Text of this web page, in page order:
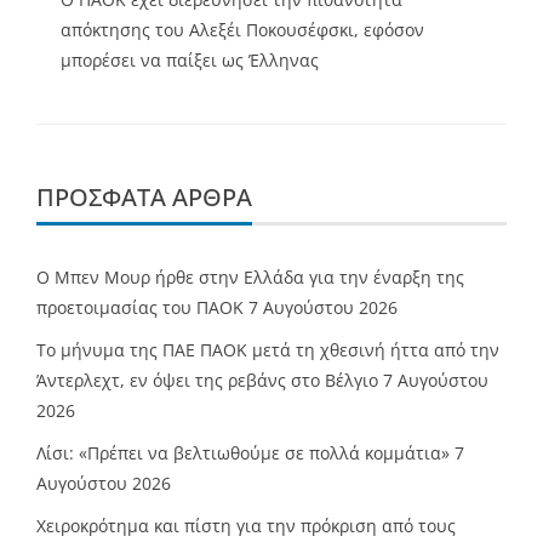
απόκτησης του Αλεξέι Ποκουσέφσκι, εφόσον
μπορέσει να παίξει ως Έλληνας
ΠΡΌΣΦΑΤΑ ΆΡΘΡΑ
O Mπεν Μουρ ήρθε στην Ελλάδα για την έναρξη της
προετοιμασίας του ΠΑΟΚ 7 Αυγούστου 2026
Το μήνυμα της ΠΑΕ ΠΑΟΚ μετά τη χθεσινή ήττα από την
Άντερλεχτ, εν όψει της ρεβάνς στο Βέλγιο 7 Αυγούστου
2026
Λίσι: «Πρέπει να βελτιωθούμε σε πολλά κομμάτια» 7
Αυγούστου 2026
Χειροκρότημα και πίστη για την πρόκριση από τους